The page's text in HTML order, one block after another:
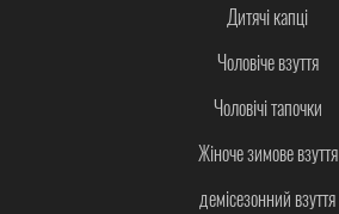
Дитячі капці
Чоловіче взуття
Чоловічі тапочки
Жіноче зимове взуття
демісезонний взуття